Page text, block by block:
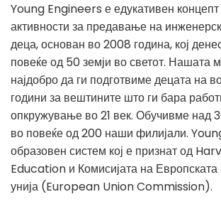
Young Engineers е едукативен
активности за предавање на
деца, основан во 2008 година, кој
повеќе од 50 земји во светот. Нашата
најдобро да ги подготвиме децата на
години за вештините што ги бара
опкружување во 21 век. Обучивме над
во повеќе од 200 наши филијали.
образовен систем кој е признат од
Education и Комисијата на Европската
унија (European Union Commission).